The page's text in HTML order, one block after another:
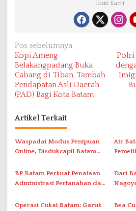
Ikuti Kami
N
a
v
i
g
a
s
i
p
o
s
Pos sebelumnya
Kopi Ameng
Belakangpadang Buka
Cabang di Tiban, Tambah
Pendapatan Asli Daerah
(PAD) Bagi Kota Batam
Polri
Artikel Terkait
Waspadai Modus Penipuan
Online, Disdukcapil Batam
Tatap Muka
Air
BP Batam Perkuat Penataan
Administrasi Pertanahan dan
Dari
Operasi Cukai Batam: Garuk
Bea